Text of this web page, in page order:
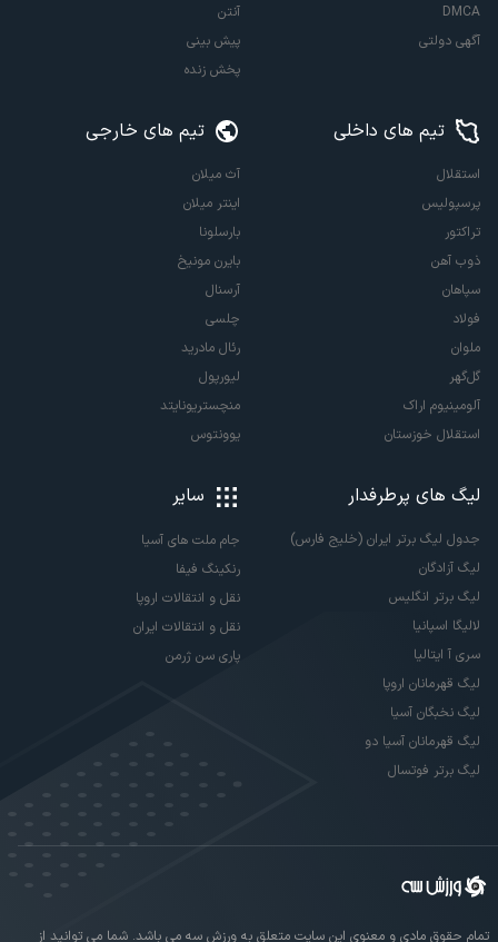
DMCA
آگهی دولتی
آنتن
پیش بینی
پخش زنده
تیم های داخلی
استقلال
پرسپولیس
تراکتور
ذوب آهن
سپاهان
فولاد
ملوان
گل‌گهر
آلومینیوم اراک
استقلال خوزستان
تیم های خارجی
آث میلان
اینتر میلان
بارسلونا
بایرن مونیخ
آرسنال
چلسی
رئال مادرید
لیورپول
منچستریونایتد
یوونتوس
لیگ های پرطرفدار
جدول لیگ برتر ایران (خلیج فارس)
لیگ آزادگان
لیگ برتر انگلیس
لالیگا اسپانیا
سری آ ایتالیا
لیگ قهرمانان اروپا
لیگ نخبگان آسیا
لیگ قهرمانان آسیا دو
لیگ برتر فوتسال
سایر
جام ملت های آسیا
رنکینگ فیفا
نقل و انتقالات اروپا
نقل و انتقالات ایران
پاری سن ژرمن
تمام حقوق مادی و معنوی این سایت متعلق به ورزش سه می باشد. شما می توانید از